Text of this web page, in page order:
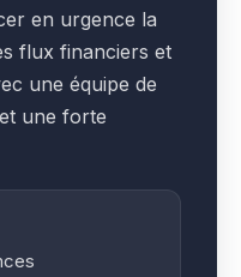
en urgence la
flux financiers et
une équipe de
une forte